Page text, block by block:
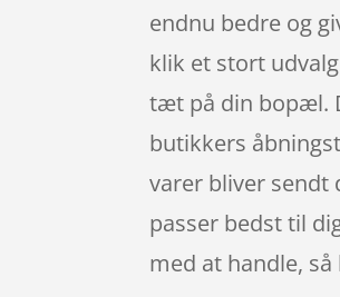
endnu bedre og
klik et stort
tæt på din bopæl.
butikkers
varer bliver sendt
passer bedst til
med at handle,